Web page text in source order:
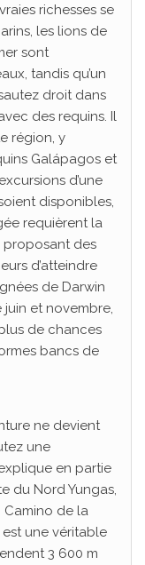
richesses se
les lions de
sont
tandis qu’un
droit dans
des requins. Il
région, y
Galápagos et
d’une
disponibles,
requièrent la
des
d’atteindre
de Darwin
juin et novembre,
de chances
bancs de
ne devient
une
en partie
du Nord Yungas,
de la
est une véritable
3 600 m